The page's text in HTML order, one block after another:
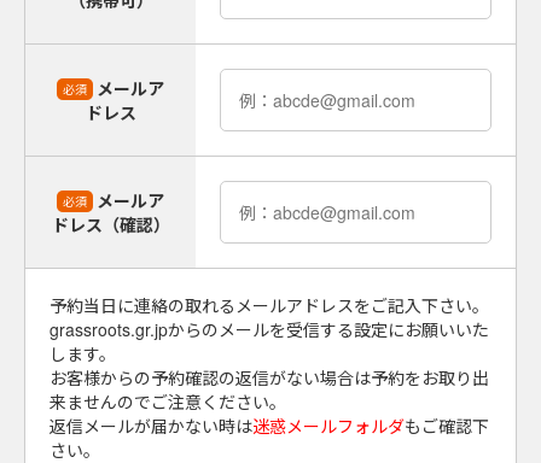
必須
メールア
ドレス
必須
メールア
ドレス（確認）
予約当日に連絡の取れるメールアドレスをご記入下さい。
grassroots.gr.jpからのメールを受信する設定にお願いいた
します。
お客様からの予約確認の返信がない場合は予約をお取り出
来ませんのでご注意ください。
返信メールが届かない時は迷惑メールフォルダもご確認下
さい。